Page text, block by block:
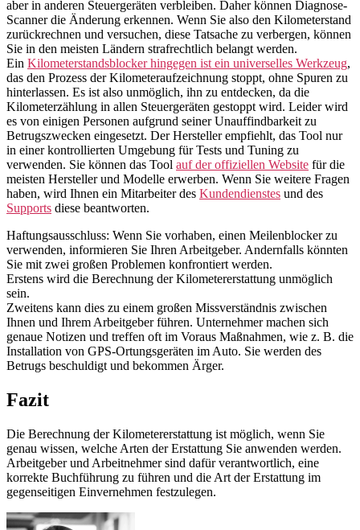
aber in anderen Steuergeräten verbleiben. Daher können Diagnose-
Scanner die Änderung erkennen. Wenn Sie also den Kilometerstand
zurückrechnen und versuchen, diese Tatsache zu verbergen, können
Sie in den meisten Ländern strafrechtlich belangt werden.
Ein Kilometerstandsblocker hingegen ist ein universelles Werkzeug,
das den Prozess der Kilometeraufzeichnung stoppt, ohne Spuren zu
hinterlassen. Es ist also unmöglich, ihn zu entdecken, da die
Kilometerzählung in allen Steuergeräten gestoppt wird. Leider wird
es von einigen Personen aufgrund seiner Unauffindbarkeit zu
Betrugszwecken eingesetzt. Der Hersteller empfiehlt, das Tool nur
in einer kontrollierten Umgebung für Tests und Tuning zu
verwenden. Sie können das Tool auf der offiziellen Website für die
meisten Hersteller und Modelle erwerben. Wenn Sie weitere Fragen
haben, wird Ihnen ein Mitarbeiter des Kundendienstes und des
Supports diese beantworten.
Haftungsausschluss: Wenn Sie vorhaben, einen Meilenblocker zu
verwenden, informieren Sie Ihren Arbeitgeber. Andernfalls könnten
Sie mit zwei großen Problemen konfrontiert werden.
Erstens wird die Berechnung der Kilometererstattung unmöglich
sein.
Zweitens kann dies zu einem großen Missverständnis zwischen
Ihnen und Ihrem Arbeitgeber führen. Unternehmer machen sich
genaue Notizen und treffen oft im Voraus Maßnahmen, wie z. B. die
Installation von GPS-Ortungsgeräten im Auto. Sie werden des
Betrugs beschuldigt und bekommen Ärger.
Fazit
Die Berechnung der Kilometererstattung ist möglich, wenn Sie
genau wissen, welche Arten der Erstattung Sie anwenden werden.
Arbeitgeber und Arbeitnehmer sind dafür verantwortlich, eine
korrekte Buchführung zu führen und die Art der Erstattung im
gegenseitigen Einvernehmen festzulegen.